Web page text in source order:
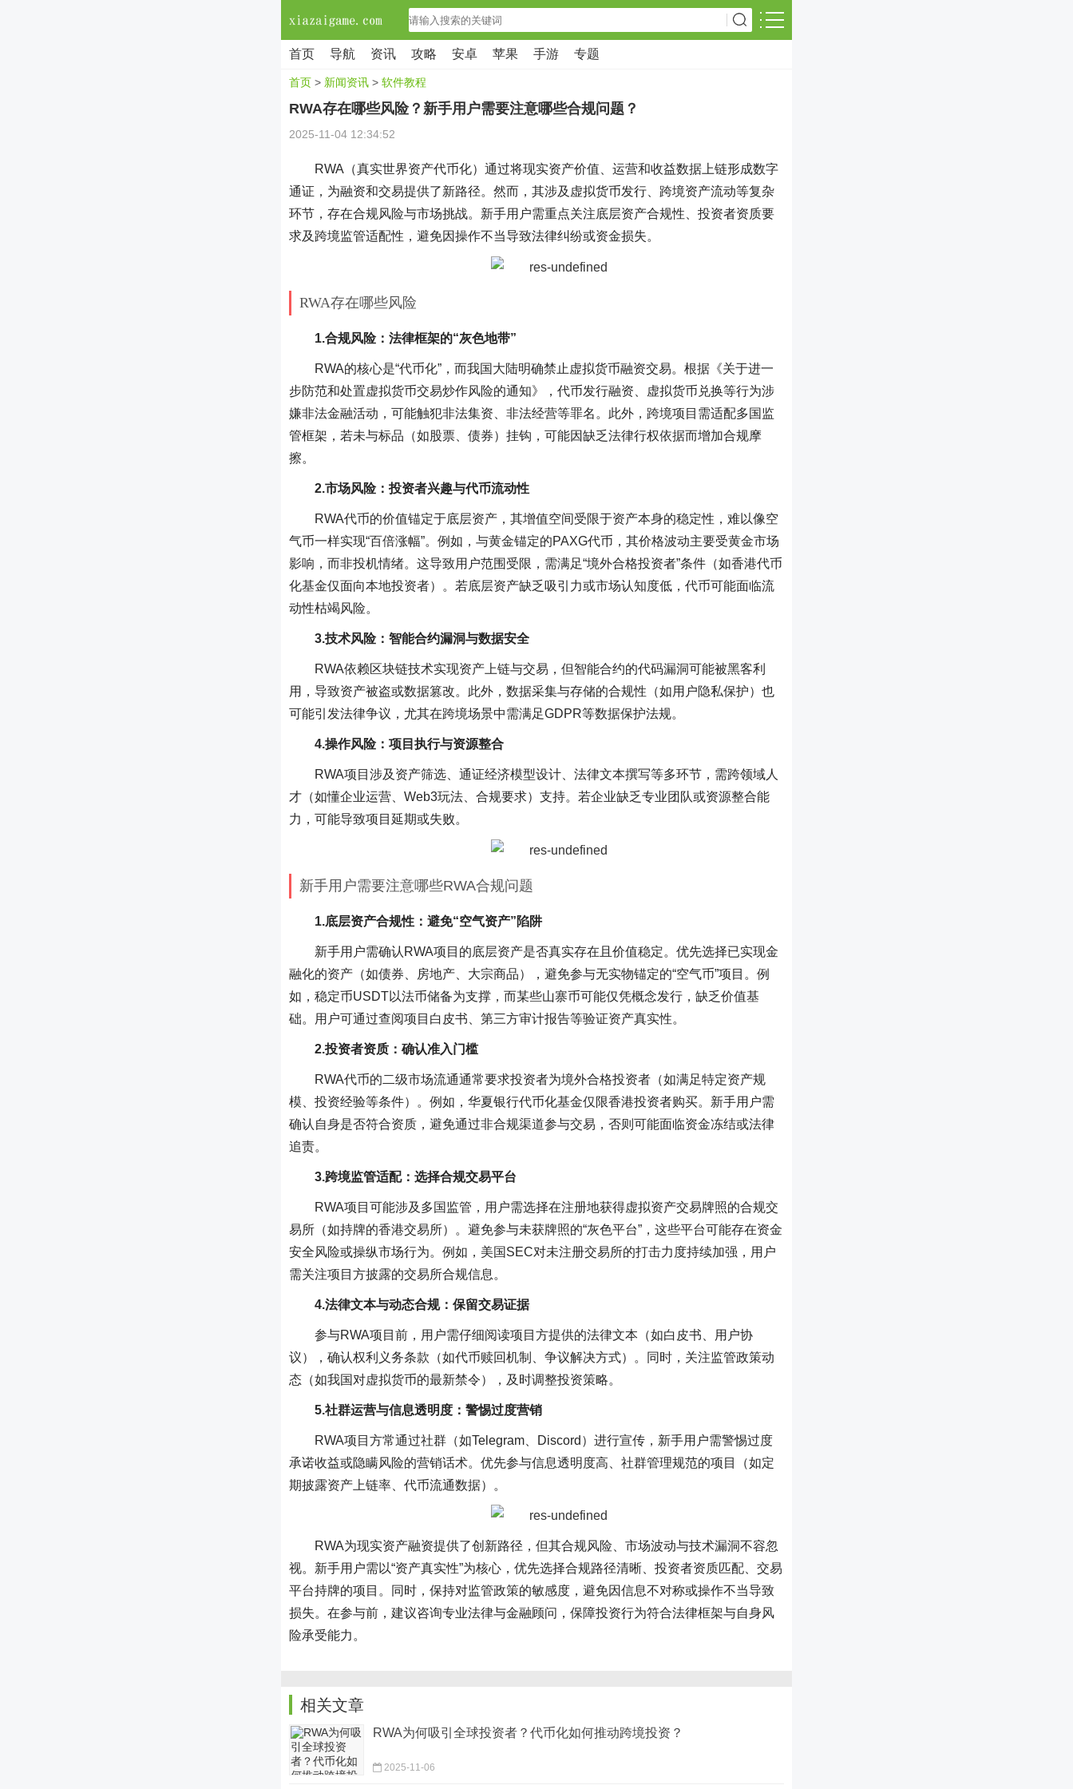
首页 导航 资讯 攻略 安卓 苹果 手游 专题
首页 > 新闻资讯 > 软件教程
RWA存在哪些风险？新手用户需要注意哪些合规问题？
2025-11-04 12:34:52
RWA（真实世界资产代币化）通过将现实资产价值、运营和收益数据上链形成数字
通证，为融资和交易提供了新路径。然而，其涉及虚拟货币发行、跨境资产流动等复杂
环节，存在合规风险与市场挑战。新手用户需重点关注底层资产合规性、投资者资质要
求及跨境监管适配性，避免因操作不当导致法律纠纷或资金损失。
RWA存在哪些风险
1.合规风险：法律框架的“灰色地带”
RWA的核心是“代币化”，而我国大陆明确禁止虚拟货币融资交易。根据《关于进一
步防范和处置虚拟货币交易炒作风险的通知》，代币发行融资、虚拟货币兑换等行为涉
嫌非法金融活动，可能触犯非法集资、非法经营等罪名。此外，跨境项目需适配多国监
管框架，若未与标品（如股票、债券）挂钩，可能因缺乏法律行权依据而增加合规摩
擦。
2.市场风险：投资者兴趣与代币流动性
RWA代币的价值锚定于底层资产，其增值空间受限于资产本身的稳定性，难以像空
气币一样实现“百倍涨幅”。例如，与黄金锚定的PAXG代币，其价格波动主要受黄金市场
影响，而非投机情绪。这导致用户范围受限，需满足“境外合格投资者”条件（如香港代币
化基金仅面向本地投资者）。若底层资产缺乏吸引力或市场认知度低，代币可能面临流
动性枯竭风险。
3.技术风险：智能合约漏洞与数据安全
RWA依赖区块链技术实现资产上链与交易，但智能合约的代码漏洞可能被黑客利
用，导致资产被盗或数据篡改。此外，数据采集与存储的合规性（如用户隐私保护）也
可能引发法律争议，尤其在跨境场景中需满足GDPR等数据保护法规。
4.操作风险：项目执行与资源整合
RWA项目涉及资产筛选、通证经济模型设计、法律文本撰写等多环节，需跨领域人
才（如懂企业运营、Web3玩法、合规要求）支持。若企业缺乏专业团队或资源整合能
力，可能导致项目延期或失败。
新手用户需要注意哪些RWA合规问题
1.底层资产合规性：避免“空气资产”陷阱
新手用户需确认RWA项目的底层资产是否真实存在且价值稳定。优先选择已实现金
融化的资产（如债券、房地产、大宗商品），避免参与无实物锚定的“空气币”项目。例
如，稳定币USDT以法币储备为支撑，而某些山寨币可能仅凭概念发行，缺乏价值基
础。用户可通过查阅项目白皮书、第三方审计报告等验证资产真实性。
2.投资者资质：确认准入门槛
RWA代币的二级市场流通通常要求投资者为境外合格投资者（如满足特定资产规
模、投资经验等条件）。例如，华夏银行代币化基金仅限香港投资者购买。新手用户需
确认自身是否符合资质，避免通过非合规渠道参与交易，否则可能面临资金冻结或法律
追责。
3.跨境监管适配：选择合规交易平台
RWA项目可能涉及多国监管，用户需选择在注册地获得虚拟资产交易牌照的合规交
易所（如持牌的香港交易所）。避免参与未获牌照的“灰色平台”，这些平台可能存在资金
安全风险或操纵市场行为。例如，美国SEC对未注册交易所的打击力度持续加强，用户
需关注项目方披露的交易所合规信息。
4.法律文本与动态合规：保留交易证据
参与RWA项目前，用户需仔细阅读项目方提供的法律文本（如白皮书、用户协
议），确认权利义务条款（如代币赎回机制、争议解决方式）。同时，关注监管政策动
态（如我国对虚拟货币的最新禁令），及时调整投资策略。
5.社群运营与信息透明度：警惕过度营销
RWA项目方常通过社群（如Telegram、Discord）进行宣传，新手用户需警惕过度
承诺收益或隐瞒风险的营销话术。优先参与信息透明度高、社群管理规范的项目（如定
期披露资产上链率、代币流通数据）。
RWA为现实资产融资提供了创新路径，但其合规风险、市场波动与技术漏洞不容忽
视。新手用户需以“资产真实性”为核心，优先选择合规路径清晰、投资者资质匹配、交易
平台持牌的项目。同时，保持对监管政策的敏感度，避免因信息不对称或操作不当导致
损失。在参与前，建议咨询专业法律与金融顾问，保障投资行为符合法律框架与自身风
险承受能力。
相关文章
RWA为何吸引全球投资者？代币化如何推动跨境投资？
2025-11-06